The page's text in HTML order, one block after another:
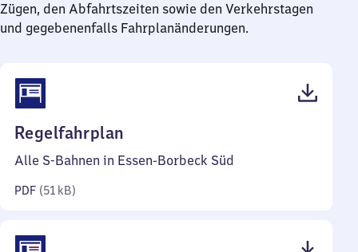
Zügen, den Abfahrtszeiten sowie den Verkehrstagen
und gegebenenfalls Fahrplanänderungen.
Regelfahrplan
51
Alle S-Bahnen in Essen-Borbeck Süd
PDF (51 kB)